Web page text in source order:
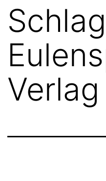
Verlag